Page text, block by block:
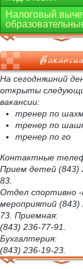
Налоговый
На сегодняшний
открыты
вакансии:
тренер по
тренер по
тренер по го
Контактные
Прием детей (843)
83.
Отдел спортивно -
мероприятий (843)
73. Приемная:
(843) 236-77-91.
Бухгалтерия:
(843) 236-19-23.